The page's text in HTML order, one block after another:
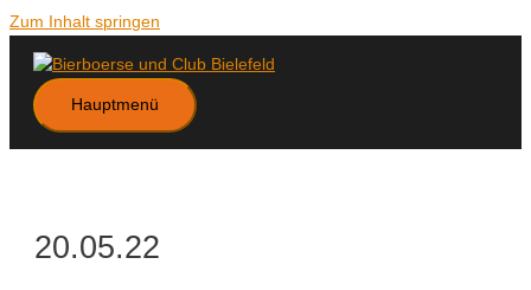
Zum Inhalt springen
Hauptmenü
20.05.22